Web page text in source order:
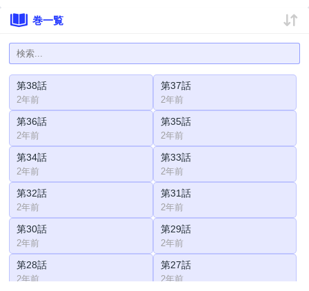
巻一覧
第38話
2年前
第37話
2年前
第36話
2年前
第35話
2年前
第34話
2年前
第33話
2年前
第32話
2年前
第31話
2年前
第30話
2年前
第29話
2年前
第28話
2年前
第27話
2年前